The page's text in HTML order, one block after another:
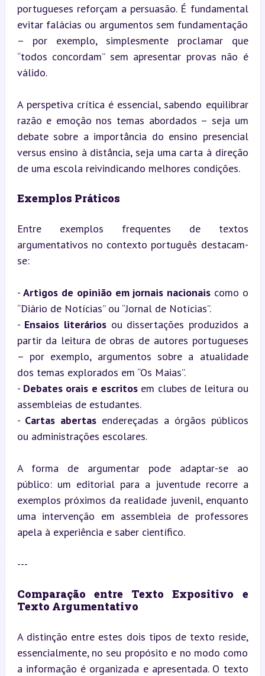
portugueses reforçam a persuasão. É fundamental
evitar falácias ou argumentos sem fundamentação
– por exemplo, simplesmente proclamar que
“todos concordam” sem apresentar provas não é
válido.
A perspetiva crítica é essencial, sabendo equilibrar
razão e emoção nos temas abordados – seja um
debate sobre a importância do ensino presencial
versus ensino à distância, seja uma carta à direção
de uma escola reivindicando melhores condições.
Exemplos Práticos
Entre exemplos frequentes de textos
argumentativos no contexto português destacam-
se:
- Artigos de opinião em jornais nacionais como o
“Diário de Notícias” ou “Jornal de Notícias”.
- Ensaios literários ou dissertações produzidos a
partir da leitura de obras de autores portugueses
– por exemplo, argumentos sobre a atualidade
dos temas explorados em “Os Maias”.
- Debates orais e escritos em clubes de leitura ou
assembleias de estudantes.
- Cartas abertas endereçadas a órgãos públicos
ou administrações escolares.
A forma de argumentar pode adaptar-se ao
público: um editorial para a juventude recorre a
exemplos próximos da realidade juvenil, enquanto
uma intervenção em assembleia de professores
apela à experiência e saber científico.
---
Comparação entre Texto Expositivo e
Texto Argumentativo
A distinção entre estes dois tipos de texto reside,
essencialmente, no seu propósito e no modo como
a informação é organizada e apresentada. O texto